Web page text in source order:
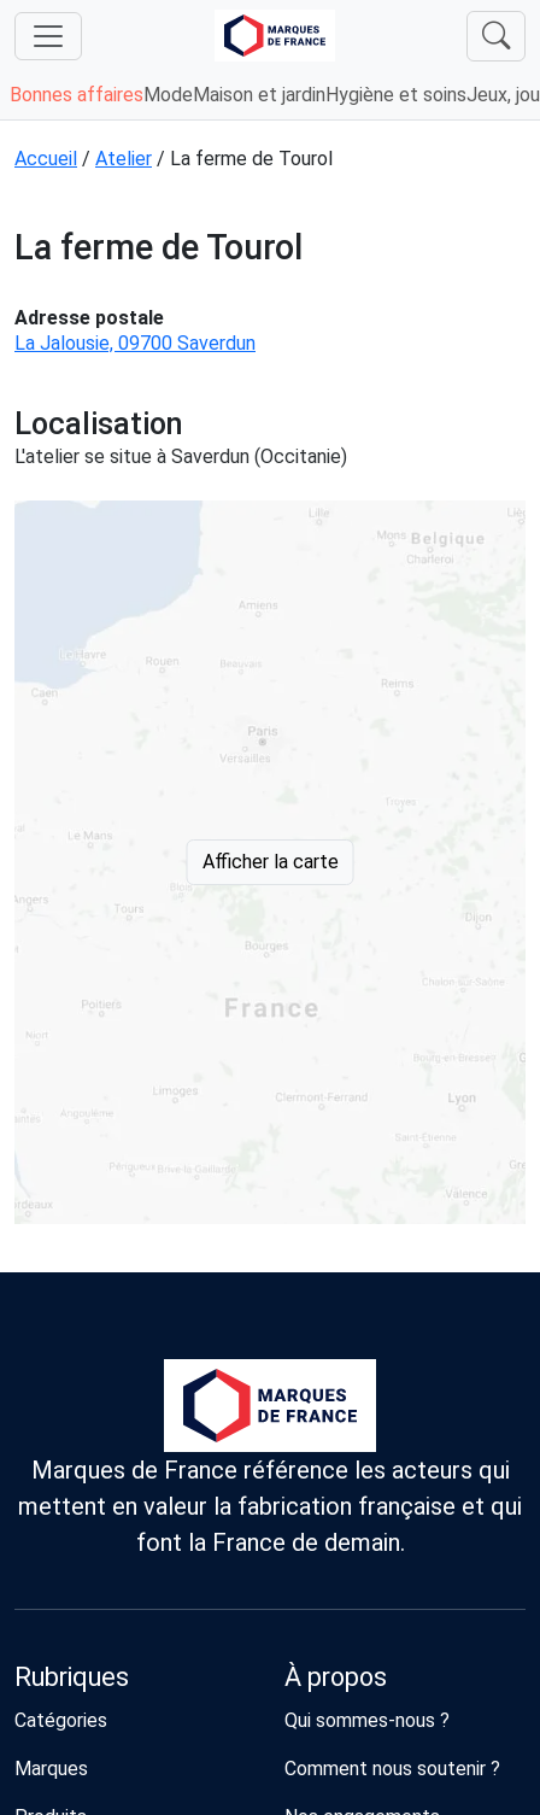
Bonnes affaires Mode Maison et jardin Hygiène et soinsJeux,
Accueil / Atelier / La ferme de Tourol
La ferme de Tourol
Adresse postale
La Jalousie, 09700 Saverdun
Localisation
L'atelier se situe à Saverdun (Occitanie)
Afficher la carte
Marques de France référence les acteurs qui
mettent en valeur la fabrication française et qui
font la France de demain.
Rubriques
Catégories
Marques
À propos
Qui sommes-nous ?
Comment nous soutenir ?